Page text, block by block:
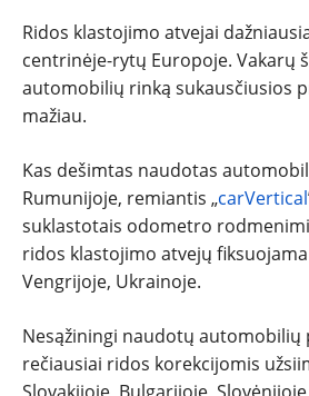
Ridos klastojimo atvejai
centrinėje-rytų Europoje. Vakarų
automobilių rinką sukausčiusios
mažiau.
Kas dešimtas naudotas
Rumunijoje, remiantis „carVertical
suklastotais odometro
ridos klastojimo atvejų
Vengrijoje, Ukrainoje.
Nesąžiningi naudotų automobilių
rečiausiai ridos korekcijomis